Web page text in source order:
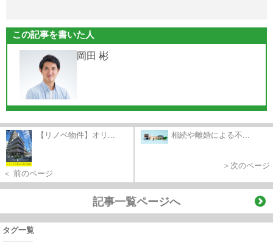
この記事を書いた人
岡田 彬
【リノベ物件】オリ...
＜ 前のページ
相続や離婚による不...
＞次のページ
記事一覧ページへ
タグ一覧